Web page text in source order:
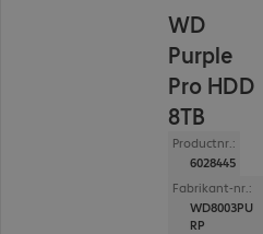
WD
Purple
Pro HDD
8TB
Productnr.:
6028445
Fabrikant-nr.:
WD8003PU
RP